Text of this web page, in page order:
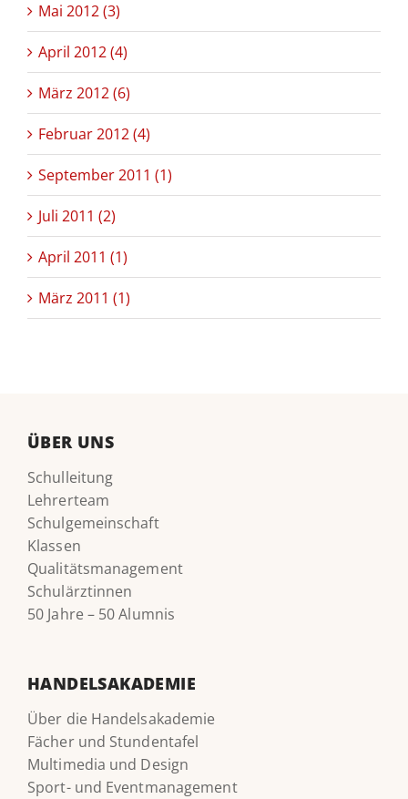
Mai 2012 (3)
April 2012 (4)
März 2012 (6)
Februar 2012 (4)
September 2011 (1)
Juli 2011 (2)
April 2011 (1)
März 2011 (1)
ÜBER UNS
Schulleitung
Lehrerteam
Schulgemeinschaft
Klassen
Qualitätsmanagement
Schulärztinnen
50 Jahre – 50 Alumnis
HANDELSAKADEMIE
Über die Handelsakademie
Fächer und Stundentafel
Multimedia und Design
Sport- und Eventmanagement